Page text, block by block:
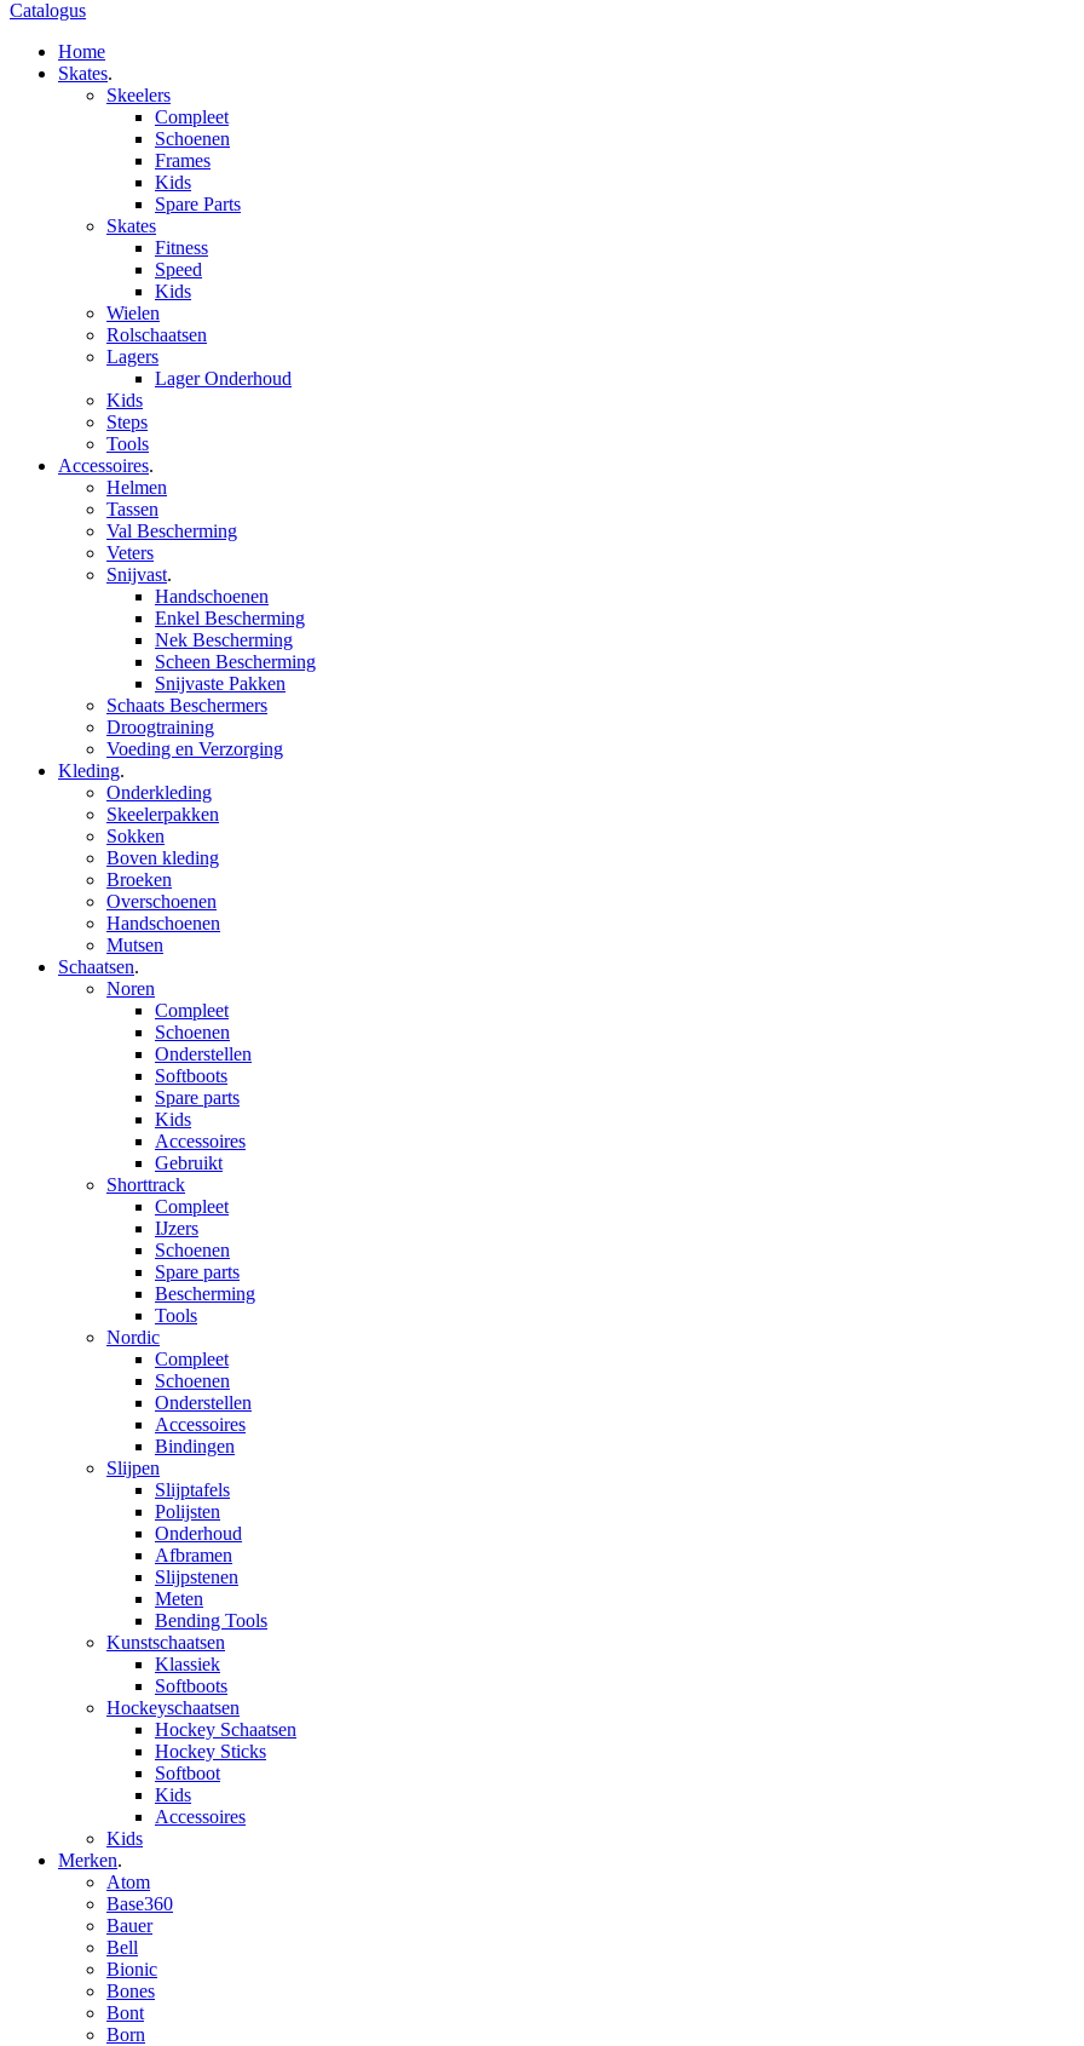
Catalogus
Home
Skates.
Skeelers
Compleet
Schoenen
Frames
Kids
Spare Parts
Skates
Fitness
Speed
Kids
Wielen
Rolschaatsen
Lagers
Lager Onderhoud
Kids
Steps
Tools
Accessoires.
Helmen
Tassen
Val Bescherming
Veters
Snijvast.
Handschoenen
Enkel Bescherming
Nek Bescherming
Scheen Bescherming
Snijvaste Pakken
Schaats Beschermers
Droogtraining
Voeding en Verzorging
Kleding.
Onderkleding
Skeelerpakken
Sokken
Boven kleding
Broeken
Overschoenen
Handschoenen
Mutsen
Schaatsen.
Noren
Compleet
Schoenen
Onderstellen
Softboots
Spare parts
Kids
Accessoires
Gebruikt
Shorttrack
Compleet
IJzers
Schoenen
Spare parts
Bescherming
Tools
Nordic
Compleet
Schoenen
Onderstellen
Accessoires
Bindingen
Slijpen
Slijptafels
Polijsten
Onderhoud
Afbramen
Slijpstenen
Meten
Bending Tools
Kunstschaatsen
Klassiek
Softboots
Hockeyschaatsen
Hockey Schaatsen
Hockey Sticks
Softboot
Kids
Accessoires
Kids
Merken.
Atom
Base360
Bauer
Bell
Bionic
Bones
Bont
Born